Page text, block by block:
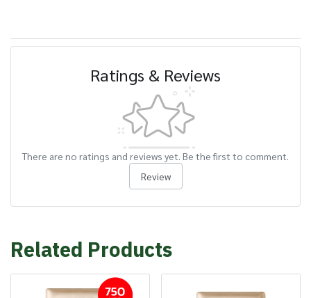
Ratings & Reviews
There are no ratings and reviews yet. Be the first to comment.
Review
Related Products